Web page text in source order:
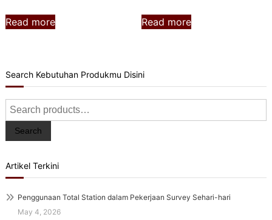
Read more Read more
Search Kebutuhan Produkmu Disini
Search
for:
Search
Artikel Terkini
Penggunaan Total Station dalam Pekerjaan Survey Sehari-hari
May 4, 2026